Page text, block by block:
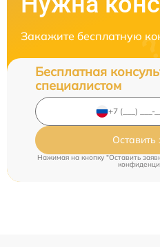
Закажите бесплатную
Бесплатная
специалистом
Оставить
Нажимая на кнопку "Оставить